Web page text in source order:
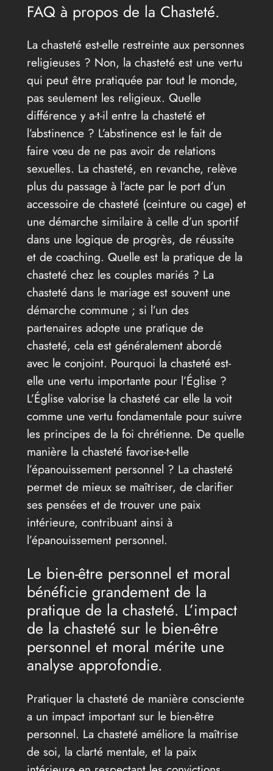
FAQ à propos de la Chasteté.
La chasteté est-elle restreinte aux personnes
religieuses ? Non, la chasteté est une vertu
qui peut être pratiquée par tout le monde,
pas seulement les religieux. Quelle
différence y a-t-il entre la chasteté et
l’abstinence ? L’abstinence est le fait de
faire vœu de ne pas avoir de relations
sexuelles. La chasteté, en revanche, relève
plus du passage à l’acte par le port d’un
accessoire de chasteté (ceinture ou cage) et
une démarche similaire à celle d’un sportif
dans une logique de progrès, de réussite
et de coaching. Quelle est la pratique de la
chasteté chez les couples mariés ? La
chasteté dans le mariage est souvent une
démarche commune ; si l’un des
partenaires adopte une pratique de
chasteté, cela est généralement abordé
avec le conjoint. Pourquoi la chasteté est-
elle une vertu importante pour l’Église ?
L’Église valorise la chasteté car elle la voit
comme une vertu fondamentale pour suivre
les principes de la foi chrétienne. De quelle
manière la chasteté favorise-t-elle
l’épanouissement personnel ? La chasteté
permet de mieux se maîtriser, de clarifier
ses pensées et de trouver une paix
intérieure, contribuant ainsi à
l’épanouissement personnel.
Le bien-être personnel et moral
bénéficie grandement de la
pratique de la chasteté. L’impact
de la chasteté sur le bien-être
personnel et moral mérite une
analyse approfondie.
Pratiquer la chasteté de manière consciente
a un impact important sur le bien-être
personnel. La chasteté améliore la maîtrise
de soi, la clarté mentale, et la paix